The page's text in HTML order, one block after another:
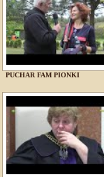
PUCHAR FAM PIONKI